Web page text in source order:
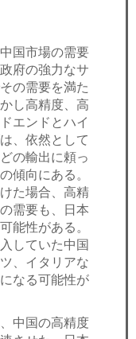
国市場の需要
府の強力なサ
の需要を満た
し高精度、高
エンドとハイ
、依然として
の輸出に頼っ
傾向にある。
た場合、高精
需要も、日本
能性がある。
していた中国
、イタリアな
なる可能性が
中国の高精度